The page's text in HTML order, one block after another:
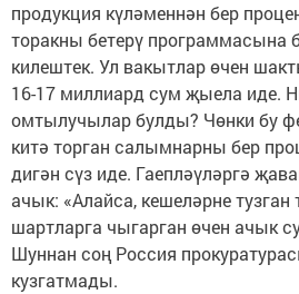
продукция күләменнән бер
торакны бетерү программасына
килештек. Ул вакытлар өчен
16-17 миллиард сум җые­ла иде.
омтылучылар булды? Чөнки бу
китә торган салымнарны бер
дигән сүз иде. Гаепләүләргә
ачык: «Алайса, кешеләрне тузган
шартларга чыгарган өчен ачык
Шуннан соң Россия
кузгатмады.